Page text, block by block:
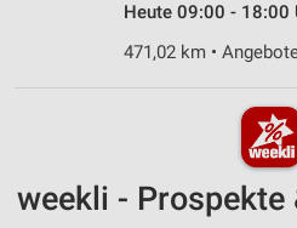
Heute 09:00 - 18:00
471,02 km •
weekli - Prospekte